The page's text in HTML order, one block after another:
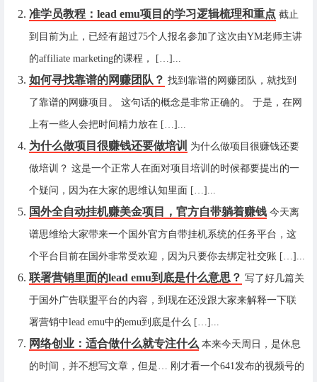
准学员教程：lead emu项目的学习逻辑梳理和重点 截止
到目前为止，已经有超过75个人报名参加了这次由YM老师主讲
的affiliate marketing的课程， […]...
如何寻找靠谱的网赚团队？ 找到靠谱的网赚团队，就找到
了靠谱的网赚项目。 这句话的概念是非常正确的。 于是，在网
上有一些人会把时间精力放在 […]...
为什么做项目很赚钱还要做培训 为什么做项目很赚钱还要
做培训？ 这是一个正常人在面对项目培训的时候都要提出的一
个疑问，因为在大家的思维认知里面 […]...
国外全自动挂机赚美金项目，官方自带躺着赚钱 今天离
谱思维给大家带来一个国外官方自带挂机系统的任务平台，这
个平台目前在国外非常受欢迎，因为只要你去绑定社交账 […]...
联署营销里面的lead emu到底是什么意思？ 写了好几篇关
于国外广告联盟平台的内容，到现在还没跟大家来解释一下联
署营销中lead emu中的emu到底是什么 […]...
网络创业：适合做什么就专注什么 本来今天周日，是休息
的时间，并不想写文章，但是… 刚才看一个641发布的视频号的